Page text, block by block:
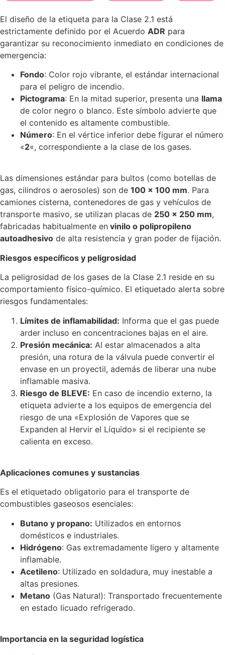
El diseño de la etiqueta para la Clase 2.1 está
estrictamente definido por el Acuerdo ADR para
garantizar su reconocimiento inmediato en condiciones de
emergencia:
Fondo: Color rojo vibrante, el estándar internacional
para el peligro de incendio.
Pictograma: En la mitad superior, presenta una llama
de color negro o blanco. Este símbolo advierte que
el contenido es altamente combustible.
Número: En el vértice inferior debe figurar el número
«2«, correspondiente a la clase de los gases.
Las dimensiones estándar para bultos (como botellas de
gas, cilindros o aerosoles) son de 100 x 100 mm. Para
camiones cisterna, contenedores de gas y vehículos de
transporte masivo, se utilizan placas de 250 x 250 mm,
fabricadas habitualmente en vinilo o polipropileno
autoadhesivo de alta resistencia y gran poder de fijación.
Riesgos específicos y peligrosidad
La peligrosidad de los gases de la Clase 2.1 reside en su
comportamiento físico-químico. El etiquetado alerta sobre
riesgos fundamentales:
Límites de inflamabilidad: Informa que el gas puede
arder incluso en concentraciones bajas en el aire.
Presión mecánica: Al estar almacenados a alta
presión, una rotura de la válvula puede convertir el
envase en un proyectil, además de liberar una nube
inflamable masiva.
Riesgo de BLEVE: En caso de incendio externo, la
etiqueta advierte a los equipos de emergencia del
riesgo de una «Explosión de Vapores que se
Expanden al Hervir el Líquido» si el recipiente se
calienta en exceso.
Aplicaciones comunes y sustancias
Es el etiquetado obligatorio para el transporte de
combustibles gaseosos esenciales:
Butano y propano: Utilizados en entornos
domésticos e industriales.
Hidrógeno: Gas extremadamente ligero y altamente
inflamable.
Acetileno: Utilizado en soldadura, muy inestable a
altas presiones.
Metano (Gas Natural): Transportado frecuentemente
en estado licuado refrigerado.
Importancia en la seguridad logística